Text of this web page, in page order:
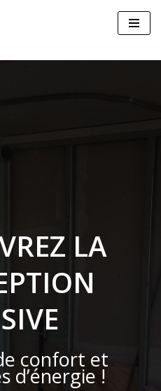
LA
confort et
d’énergie !